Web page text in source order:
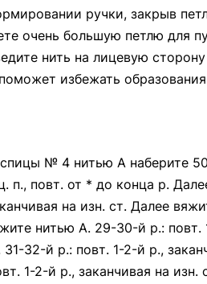
ручки, закрыв
очень большую петлю для
нить на лицевую
избежать образования
№ 4 нитью А наберите
п., повт. от * до конца р.
на изн. ст. Далее
нитью А. 29-30-й р.: повт.
32-й р.: повт. 1-2-й р.,
1-2-й р., заканчивая на